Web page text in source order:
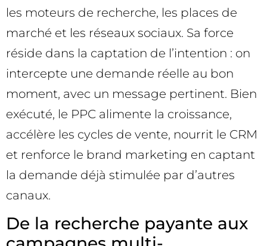
les moteurs de recherche, les places de
marché et les réseaux sociaux. Sa force
réside dans la captation de l’intention : on
intercepte une demande réelle au bon
moment, avec un message pertinent. Bien
exécuté, le PPC alimente la croissance,
accélère les cycles de vente, nourrit le CRM
et renforce le brand marketing en captant
la demande déjà stimulée par d’autres
canaux.
De la recherche payante aux